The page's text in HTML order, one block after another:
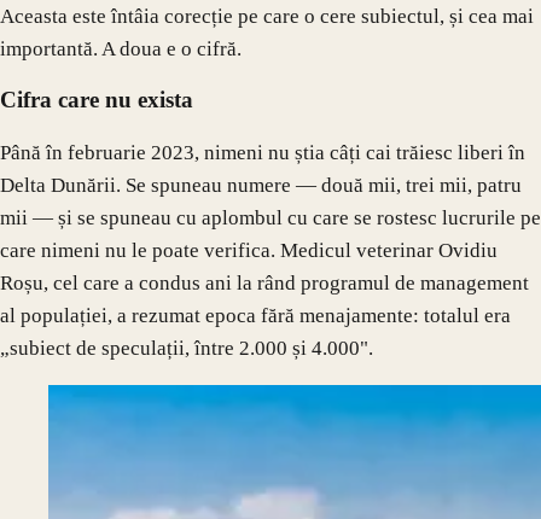
Aceasta este întâia corecție pe care o cere subiectul, și cea mai
importantă. A doua e o cifră.
Cifra care nu exista
Până în februarie 2023, nimeni nu știa câți cai trăiesc liberi în
Delta Dunării. Se spuneau numere — două mii, trei mii, patru
mii — și se spuneau cu aplombul cu care se rostesc lucrurile pe
care nimeni nu le poate verifica. Medicul veterinar Ovidiu
Roșu, cel care a condus ani la rând programul de management
al populației, a rezumat epoca fără menajamente: totalul era
„subiect de speculații, între 2.000 și 4.000".